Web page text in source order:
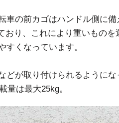
車の前カゴはハンドル側に備
おり、これにより重いものを
すくなっています。
が取り付けられるようにな
量は最大25kg。